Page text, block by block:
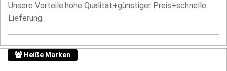
Unsere Vorteile:hohe Qualität+günstiger Preis+schnelle
Lieferung.
Heiße Marken